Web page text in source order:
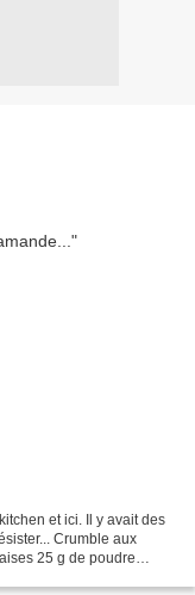
et ici. Il y avait des
Crumble aux
25 g de poudre